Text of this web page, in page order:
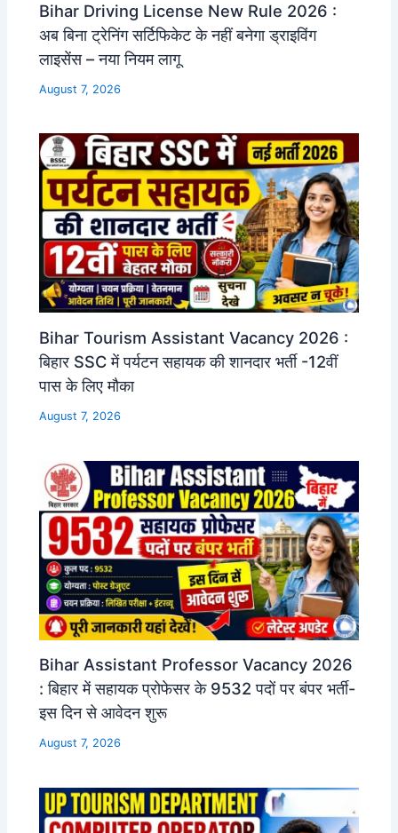
Bihar Driving License New Rule 2026 :
अब बिना ट्रेनिंग सर्टिफिकेट के नहीं बनेगा ड्राइविंग
लाइसेंस – नया नियम लागू
August 7, 2026
Bihar Tourism Assistant Vacancy 2026 :
बिहार SSC में पर्यटन सहायक की शानदार भर्ती -12वीं
पास के लिए मौका
August 7, 2026
Bihar Assistant Professor Vacancy 2026
: बिहार में सहायक प्रोफेसर के 9532 पदों पर बंपर भर्ती-
इस दिन से आवेदन शुरू
August 7, 2026